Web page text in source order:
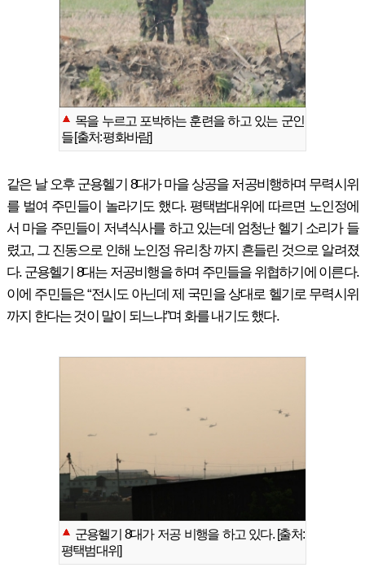
목을 누르고 포박하는 훈련을 하고 있는 군인
들 [출처: 평화바람]
같은 날 오후 군용헬기 8대가 마을 상공을 저공비행하며 무력시위
를 벌여 주민들이 놀라기도 했다. 평택범대위에 따르면 노인정에
서 마을 주민들이 저녁식사를 하고 있는데 엄청난 헬기 소리가 들
렸고, 그 진동으로 인해 노인정 유리창 까지 흔들린 것으로 알려졌
다. 군용헬기 8대는 저공비행을 하며 주민들을 위협하기에 이른다.
이에 주민들은 “전시도 아닌데 제 국민을 상대로 헬기로 무력시위
까지 한다는 것이 말이 되느냐”며 화를 내기도 했다.
군용헬기 8대가 저공 비행을 하고 있다. [출처:
평택범대위]